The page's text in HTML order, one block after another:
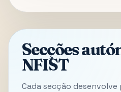
Secções
NFIST
Cada secção